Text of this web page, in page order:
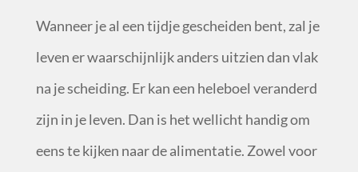
Wanneer je al een tijdje gescheiden bent, zal je
leven er waarschijnlijk anders uitzien dan vlak
na je scheiding. Er kan een heleboel veranderd
zijn in je leven. Dan is het wellicht handig om
eens te kijken naar de alimentatie. Zowel voor